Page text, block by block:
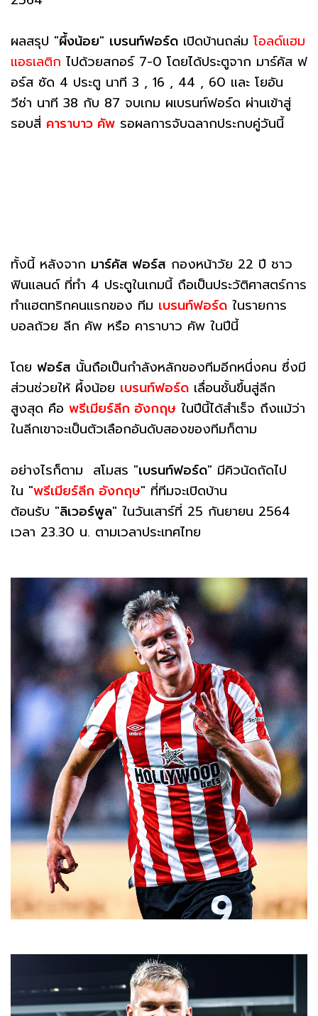
ผลสรุป "ผึ้งน้อย" เบรนท์ฟอร์ด เปิดบ้านถล่ม โอลด์แฮม
แอธเลติก ไปด้วยสกอร์ 7-0 โดยได้ประตูจาก มาร์คัส ฟ
อร์ส ซัด 4 ประตู นาที 3 , 16 , 44 , 60 และ โยอัน
วีซ่า นาที 38 กับ 87 จบเกม ผเบรนท์ฟอร์ด ผ่านเข้าสู่
รอบสี่ คาราบาว คัพ รอผลการจับฉลากประกบคู่วันนี้
ทั้งนี้ หลังจาก มาร์คัส ฟอร์ส กองหน้าวัย 22 ปี ชาว
ฟินแลนด์ ที่ทำ 4 ประตูในเกมนี้ ถือเป็นประวัติศาสตร์การ
ทำแฮตทริกคนแรกของ ทีม เบรนท์ฟอร์ด ในรายการ
บอลถ้วย ลีก คัพ หรือ คาราบาว คัพ ในปีนี้
โดย ฟอร์ส นั้นถือเป็นกำลังหลักของทีมอีกหนึ่งคน ซึ่งมี
ส่วนช่วยให้ ผึ้งน้อย เบรนท์ฟอร์ด เลื่อนชั้นขึ้นสู่ลีก
สูงสุด คือ พรีเมียร์ลีก อังกฤษ ในปีนี้ได้สำเร็จ ถึงแม้ว่า
ในลีกเขาจะเป็นตัวเลือกอันดับสองของทีมก็ตาม
อย่างไรก็ตาม สโมสร "เบรนท์ฟอร์ด" มีคิวนัดถัดไป
ใน "พรีเมียร์ลีก อังกฤษ" ที่ทีมจะเปิดบ้าน
ต้อนรับ "ลิเวอร์พูล" ในวันเสาร์ที่ 25 กันยายน 2564
เวลา 23.30 น. ตามเวลาประเทศไทย